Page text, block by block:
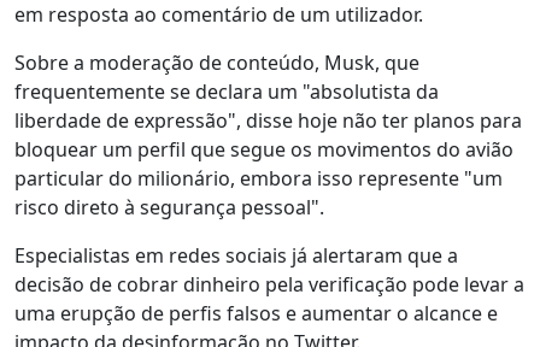
em resposta ao comentário de um utilizador.
Sobre a moderação de conteúdo, Musk, que
frequentemente se declara um "absolutista da
liberdade de expressão", disse hoje não ter planos para
bloquear um perfil que segue os movimentos do avião
particular do milionário, embora isso represente "um
risco direto à segurança pessoal".
Especialistas em redes sociais já alertaram que a
decisão de cobrar dinheiro pela verificação pode levar a
uma erupção de perfis falsos e aumentar o alcance e